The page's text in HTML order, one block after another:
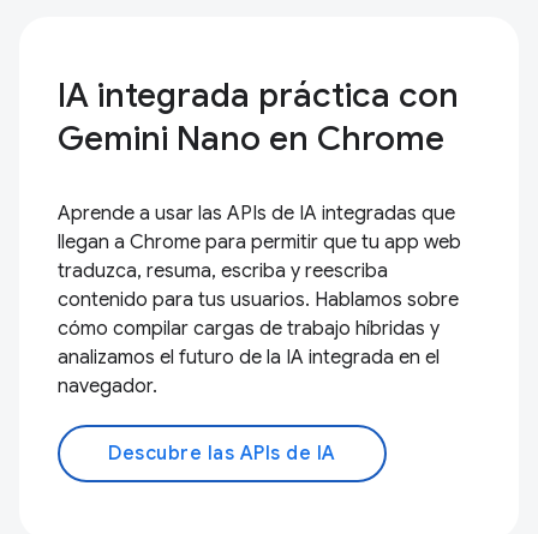
IA integrada práctica con
Gemini Nano en Chrome
Aprende a usar las APIs de IA integradas que
llegan a Chrome para permitir que tu app web
traduzca, resuma, escriba y reescriba
contenido para tus usuarios. Hablamos sobre
cómo compilar cargas de trabajo híbridas y
analizamos el futuro de la IA integrada en el
navegador.
Descubre las APIs de IA